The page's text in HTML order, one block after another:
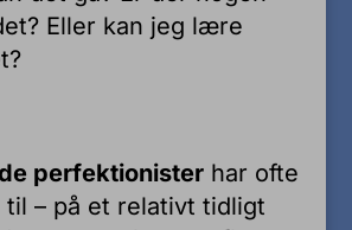
Eller kan jeg lære
perfektionisterhar ofte
til – på et relativt tidligt